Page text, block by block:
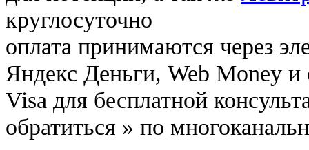
круглосуточно
оплата принимаются через
Яндекс Деньги, Web Money и
Visa для бесплатной
обратиться » по